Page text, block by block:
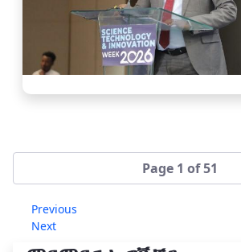
Page 1 of 51
Previous
Next